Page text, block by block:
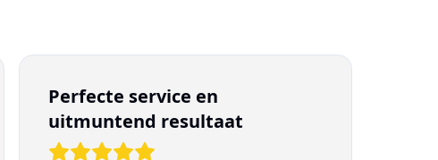
Perfecte service en
uitmuntend resultaat